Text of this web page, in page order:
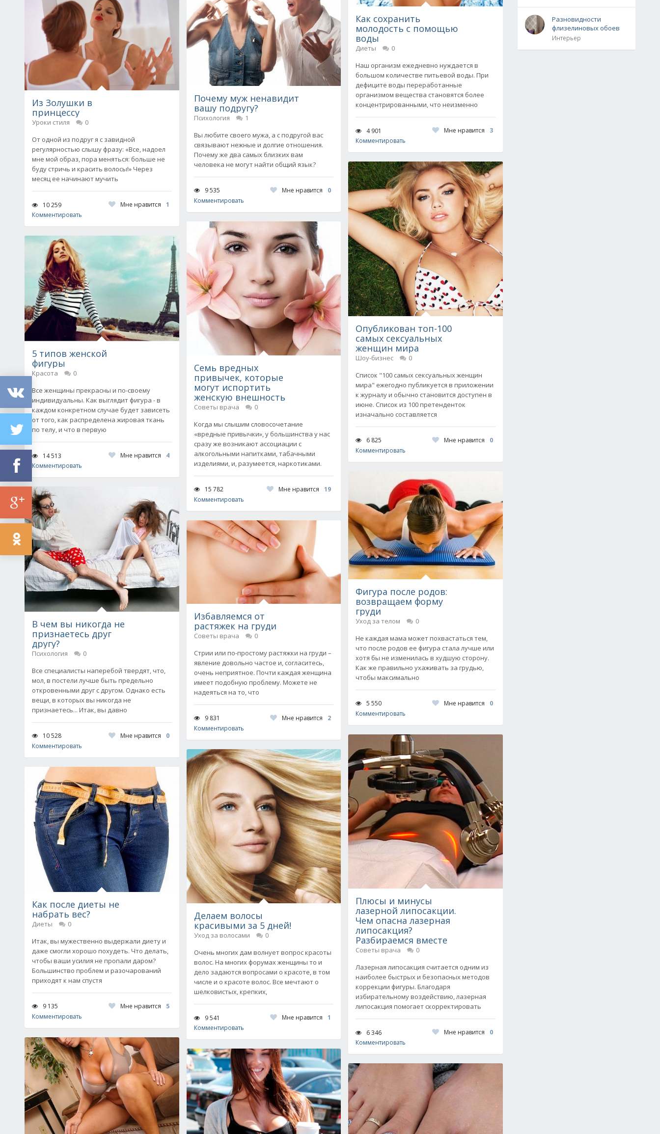
Из Золушки в
принцессу
Уроки стиля
0
От одной из подруг я с завидной
регулярностью слышу фразу: «Все, надоел
мне мой образ, пора меняться: больше не
буду стричь и красить волосы!» Через
месяц ее начинают мучить
10 259 Мне нравится
1
Комментировать
5 типов женской
фигуры
Красота
0
Все женщины прекрасны и по-своему
индивидуальны. Как выглядит фигура - в
каждом конкретном случае будет зависеть
от того, как распределена жировая ткань
по телу, и что в первую
14 513 Мне нравится
4
Комментировать
В чем вы никогда не
признаетесь друг
другу?
Психология
0
Все специалисты наперебой твердят, что,
мол, в постели лучше быть предельно
откровенными друг с другом. Однако есть
вещи, в которых вы никогда не
признаетесь... Итак, вы давно
10 528 Мне нравится
0
Комментировать
Как после диеты не
набрать вес?
Диеты
0
Итак, вы мужественно выдержали диету и
даже смогли хорошо похудеть. Что делать,
чтобы ваши усилия не пропали даром?
Большинство проблем и разочарований
приходят к нам спустя
9 135 Мне нравится
5
Комментировать
Почему муж ненавидит
вашу подругу?
Психология
1
Вы любите своего мужа, а с подругой вас
связывают нежные и долгие отношения.
Почему же два самых близких вам
человека не могут найти общий язык?
9 535 Мне нравится
0
Комментировать
Семь вредных
привычек, которые
могут испортить
женскую внешность
Советы врача
0
Когда мы слышим словосочетание
«вредные привычки», у большинства у нас
сразу же возникают ассоциации с
алкогольными напитками, табачными
изделиями, и, разумеется, наркотиками.
15 782 Мне нравится
19
Комментировать
Избавляемся от
растяжек на груди
Советы врача
0
Стрии или по-простому растяжки на груди –
явление довольно частое и, согласитесь,
очень неприятное. Почти каждая женщина
имеет подобную проблему. Можете не
надеяться на то, что
9 831 Мне нравится
2
Комментировать
Делаем волосы
красивыми за 5 дней!
Уход за волосами
0
Очень многих дам волнует вопрос красоты
волос. На многих форумах женщины то и
дело задаются вопросами о красоте, в том
числе и о красоте волос. Все мечтают о
шелковистых, крепких,
9 541 Мне нравится
1
Комментировать
Как сохранить
молодость с помощью
воды
Диеты
0
Наш организм ежедневно нуждается в
большом количестве питьевой воды. При
дефиците воды переработанные
организмом вещества становятся более
концентрированными, что неизменно
4 901 Мне нравится
3
Комментировать
Опубликован топ-100
самых сексуальных
женщин мира
Шоу-бизнес
0
Список "100 самых сексуальных женщин
мира" ежегодно публикуется в приложении
к журналу и обычно становится доступен в
июне. Список из 100 претенденток
изначально составляется
6 825 Мне нравится
0
Комментировать
Фигура после родов:
возвращаем форму
груди
Уход за телом
0
Не каждая мама может похвастаться тем,
что после родов ее фигура стала лучше или
хотя бы не изменилась в худшую сторону.
Как же правильно ухаживать за грудью,
чтобы максимально
5 550 Мне нравится
0
Комментировать
Плюсы и минусы
лазерной липосакции.
Чем опасна лазерная
липосакция?
Разбираемся вместе
Советы врача
0
Лазерная липосакция считается одним из
наиболее быстрых и безопасных методов
коррекции фигуры. Благодаря
избирательному воздействию, лазерная
липосакция помогает скорректировать
6 346 Мне нравится
0
Комментировать
Разновидности
флизелиновых обоев
Интерьер